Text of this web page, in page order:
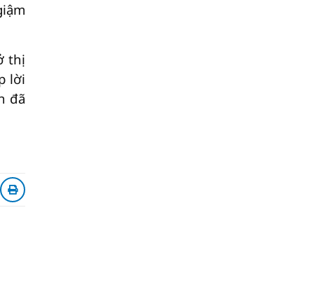
thị
lời
đã